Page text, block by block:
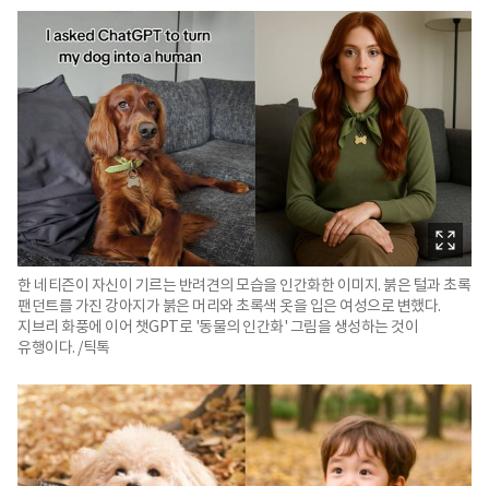
한 네티즌이 자신이 기르는 반려견의 모습을 인간화한 이미지. 붉은 털과 초록
팬던트를 가진 강아지가 붉은 머리와 초록색 옷을 입은 여성으로 변했다.
지브리 화풍에 이어 챗GPT로 '동물의 인간화' 그림을 생성하는 것이
유행이다. /틱톡